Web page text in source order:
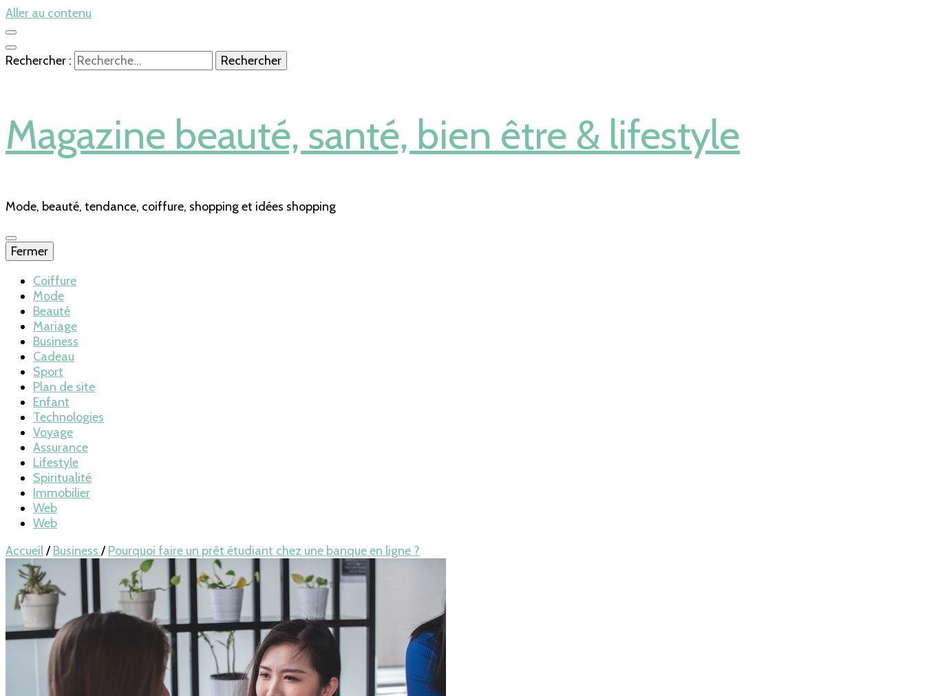
Aller au contenu
Rechercher :
Magazine beauté, santé, bien être & lifestyle
Mode, beauté, tendance, coiffure, shopping et idées shopping
Fermer
Coiffure
Mode
Beauté
Mariage
Business
Cadeau
Sport
Plan de site
Enfant
Technologies
Voyage
Assurance
Lifestyle
Spiritualité
Immobilier
Web
Web
Accueil/ Business / Pourquoi faire un prêt étudiant chez une banque en ligne ?